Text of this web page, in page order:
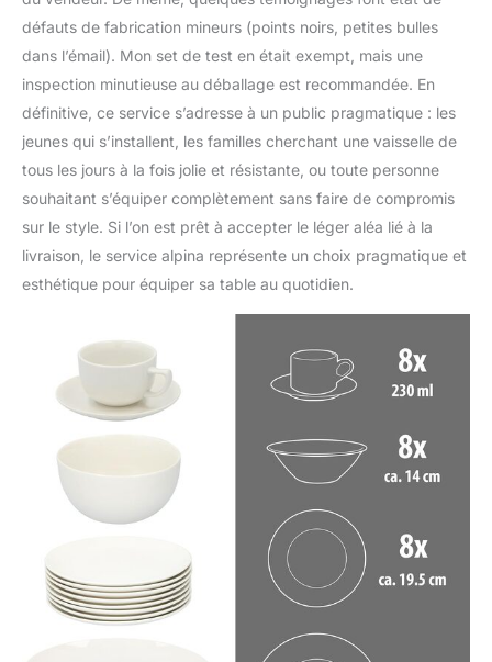
défauts de fabrication mineurs (points noirs, petites bulles
dans l’émail). Mon set de test en était exempt, mais une
inspection minutieuse au déballage est recommandée. En
définitive, ce service s’adresse à un public pragmatique : les
jeunes qui s’installent, les familles cherchant une vaisselle de
tous les jours à la fois jolie et résistante, ou toute personne
souhaitant s’équiper complètement sans faire de compromis
sur le style. Si l’on est prêt à accepter le léger aléa lié à la
livraison, le service alpina représente un choix pragmatique et
esthétique pour équiper sa table au quotidien.